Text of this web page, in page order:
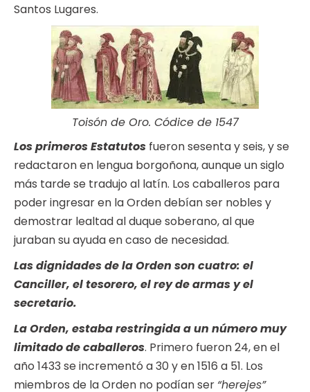
Santos Lugares.
Toisón de Oro. Códice de 1547
Los primeros Estatutos fueron sesenta y seis, y se
redactaron en lengua borgoñona, aunque un siglo
más tarde se tradujo al latín. Los caballeros para
poder ingresar en la Orden debían ser nobles y
demostrar lealtad al duque soberano, al que
juraban su ayuda en caso de necesidad.
Las dignidades de la Orden son cuatro: el
Canciller, el tesorero, el rey de armas y el
secretario.
La Orden, estaba restringida a un número muy
limitado de caballeros. Primero fueron 24, en el
año 1433 se incrementó a 30 y en 1516 a 51. Los
miembros de la Orden no podían ser “herejes”